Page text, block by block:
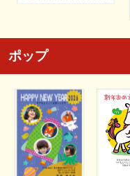
ポップ